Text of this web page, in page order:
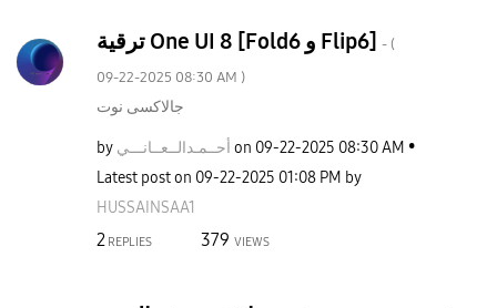
ترقية One UI 8 [Fold6 و Flip6] - (
‎09-22-2025 08:30 AM )
جالاكسى نوت
by أحــمـدالــعــانـــي on ‎09-22-2025 08:30 AM
Latest post on ‎09-22-2025 01:08 PM by
HUSSAINSAA1
2 REPLIES 379 VIEWS